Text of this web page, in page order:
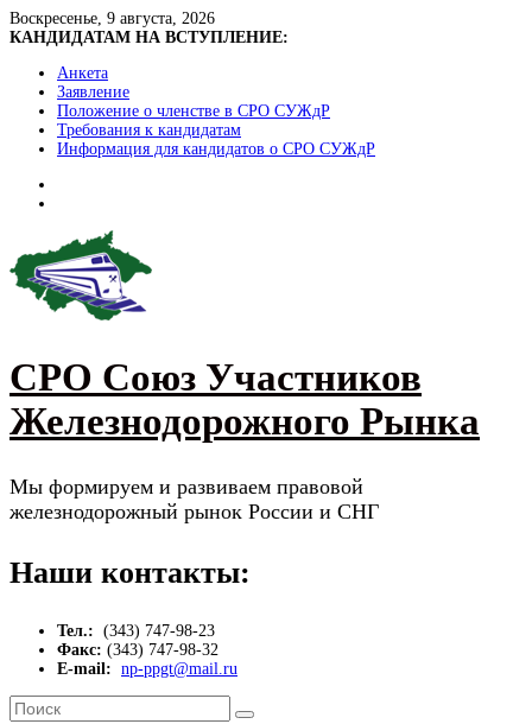
Skip
to
Воскресенье, 9 августа, 2026
КАНДИДАТАМ НА ВСТУПЛЕНИЕ:
Анкета
Заявление
Положение о членстве в СРО СУЖдР
Требования к кандидатам
Информация для кандидатов о СРО СУЖдР
СРО Союз Участников
Железнодорожного Рынка
Мы формируем и развиваем правовой
железнодорожный рынок России и СНГ
Наши контакты:
Тел.: (343) 747-98-23
Факс: (343) 747-98-32
E-mail: np-ppgt@mail.ru